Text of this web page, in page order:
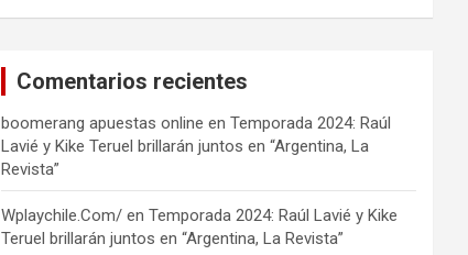
Comentarios recientes
boomerang apuestas online enTemporada 2024: Raúl
Lavié y Kike Teruel brillarán juntos en “Argentina, La
Revista”
Wplaychile.Com/ enTemporada 2024: Raúl Lavié y Kike
Teruel brillarán juntos en “Argentina, La Revista”